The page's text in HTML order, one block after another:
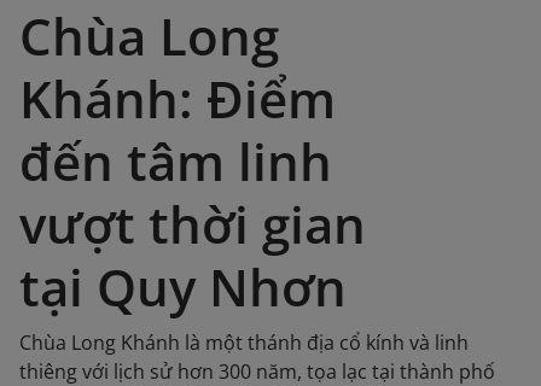
Chùa Long
Khánh: Điểm
đến tâm linh
vượt thời gian
tại Quy Nhơn
Chùa Long Khánh là một thánh địa cổ kính và linh
thiêng với lịch sử hơn 300 năm, tọa lạc tại thành phố